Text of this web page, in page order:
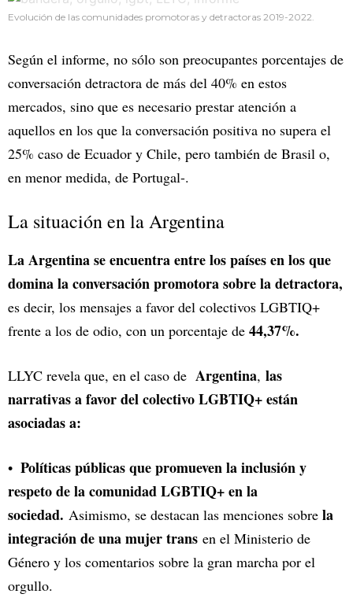
Evolución de las comunidades promotoras y detractoras 2019-2022.
Según el informe, no sólo son preocupantes porcentajes de
conversación detractora de más del 40% en estos
mercados, sino que es necesario prestar atención a
aquellos en los que la conversación positiva no supera el
25% caso de Ecuador y Chile, pero también de Brasil o,
en menor medida, de Portugal-.
La situación en la Argentina
La Argentina se encuentra entre los países en los que
domina la conversación promotora sobre la detractora,
es decir, los mensajes a favor del colectivos LGBTIQ+
frente a los de odio, con un porcentaje de 44,37%.
LLYC revela que, en el caso de Argentina, las
narrativas a favor del colectivo LGBTIQ+ están
asociadas a:
Políticas públicas que promueven la inclusión y
respeto de la comunidad LGBTIQ+ en la
sociedad. Asimismo, se destacan las menciones sobre la
integración de una mujer trans en el Ministerio de
Género y los comentarios sobre la gran marcha por el
orgullo.